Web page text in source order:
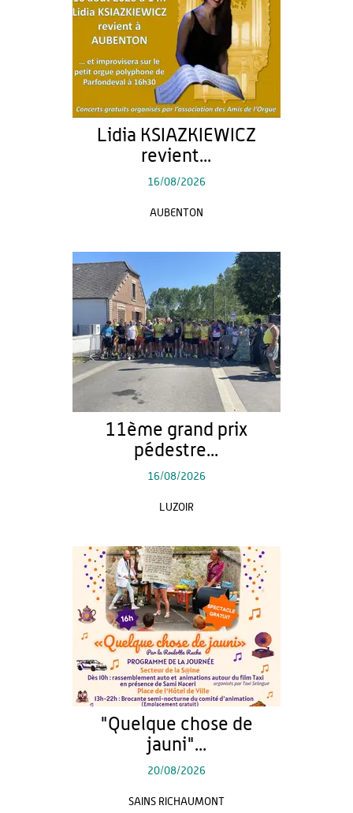
Lidia KSIAZKIEWICZ
revient...
16/08/2026
AUBENTON
11ème grand prix
pédestre...
16/08/2026
LUZOIR
"Quelque chose de
jauni"...
20/08/2026
SAINS RICHAUMONT